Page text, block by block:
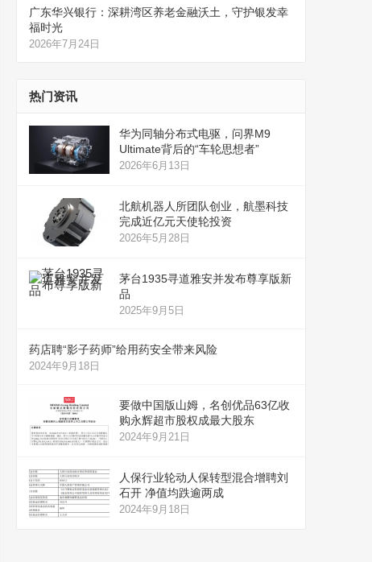
广东华兴银行：深耕湾区养老金融沃土，守护银发幸
福时光
2026年7月24日
热门资讯
华为同轴分布式电驱，问界M9
Ultimate背后的“车轮思想者”
2026年6月13日
北航机器人所团队创业，航墨科技
完成近亿元天使轮投资
2026年5月28日
茅台1935寻道雅安并发布尊享版新
品
2025年9月5日
药店聘“影子药师”给用药安全带来风险
2024年9月18日
要做中国版山姆，名创优品63亿收
购永辉超市股权成最大股东
2024年9月21日
人保行业轮动人保转型混合增聘刘
石开 净值均跌逾两成
2024年9月18日